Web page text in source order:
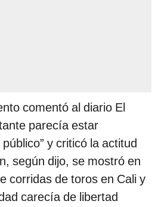
comentó al diario El
parecía estar
y criticó la actitud
según dijo, se mostró en
corridas de toros en Cali y
carecía de libertad